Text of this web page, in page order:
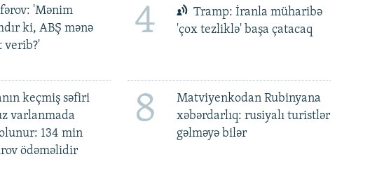
'Mənim
ki, ABŞ mənə
verib?'
4
Tramp: İranla müharibə
'çox tezliklə' başa çatacaq
keçmiş səfiri
varlanmada
134 min
ödəməlidir
8
Matviyenkodan Rubinyana
xəbərdarlıq: rusiyalı turistlər
gəlməyə bilər